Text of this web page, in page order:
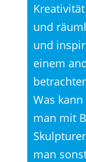
und
und
einem
Was
man mit
man